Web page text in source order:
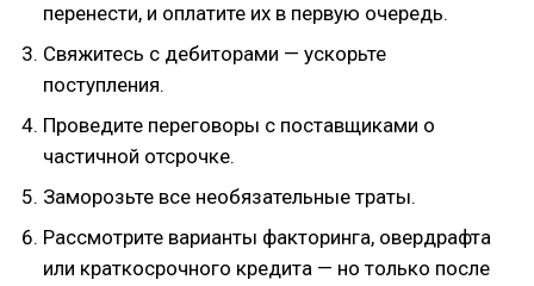
перенести, и оплатите их в первую очередь.
Свяжитесь с дебиторами — ускорьте
поступления.
Проведите переговоры с поставщиками о
частичной отсрочке.
Заморозьте все необязательные траты.
Рассмотрите варианты факторинга, овердрафта
или краткосрочного кредита — но только после